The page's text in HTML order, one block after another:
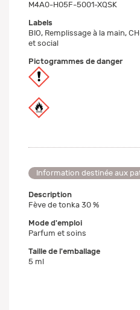
M4A0-H05F-5001-XQSK
Labels
BIO, Remplissage à la main,
et social
Pictogrammes de danger
Information destinée aux
Description
Fève de tonka 30 %
Mode d'emploi
Parfum et soins
Taille de l'emballage
5 ml